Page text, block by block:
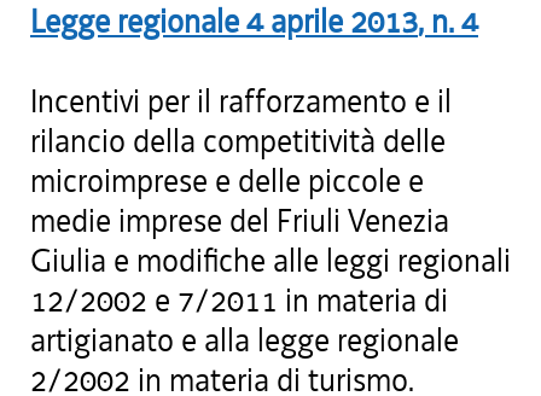
Legge regionale4 aprile 2013, n.4
Incentivi per il rafforzamento e il
rilancio della competitività delle
microimprese e delle piccole e
medie imprese del Friuli Venezia
Giulia e modifiche alle leggi regionali
12/2002 e 7/2011 in materia di
artigianato e alla legge regionale
2/2002 in materia di turismo.